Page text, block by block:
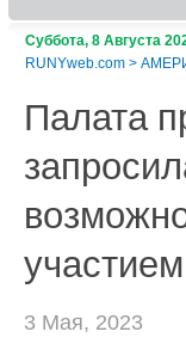
Суббота, 8 Августа
RUNYweb.com >
Палата
3 Мая, 2023